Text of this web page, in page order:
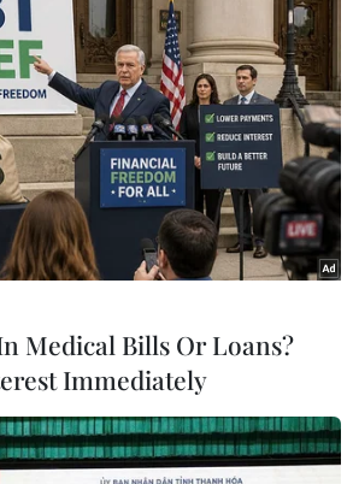
đòi tiền.
để lừa đảo 'chạy án' với
Medical Bills Or Loans?
Immediately